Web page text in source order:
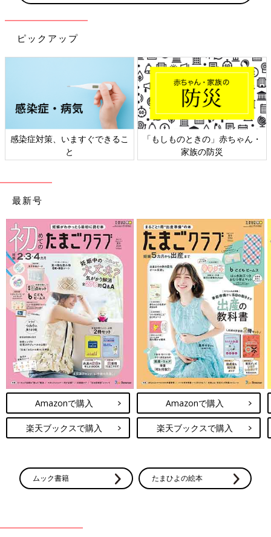
ピックアップ
感染症対策、いますぐできるこ
と
「もしものときの」赤ちゃん・
家族の防災
最新号
Amazonで購入
楽天ブックスで購入
Amazonで購入
楽天ブックスで購入
ムック書籍 たまひよの絵本